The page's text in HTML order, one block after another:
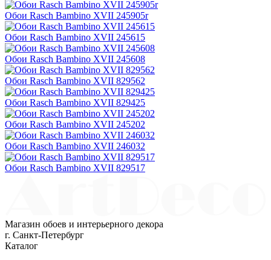
Обои Rasch Bambino XVII 245905r
Обои Rasch Bambino XVII 245615
Обои Rasch Bambino XVII 245608
Обои Rasch Bambino XVII 829562
Обои Rasch Bambino XVII 829425
Обои Rasch Bambino XVII 245202
Обои Rasch Bambino XVII 246032
Обои Rasch Bambino XVII 829517
Магазин обоев и интерьерного декора
г. Санкт-Петербург
Каталог